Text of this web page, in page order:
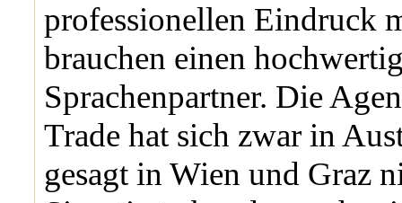
professionellen Eindruck
brauchen einen
Sprachenpartner. Die
Trade hat sich zwar in
gesagt in Wien und Graz